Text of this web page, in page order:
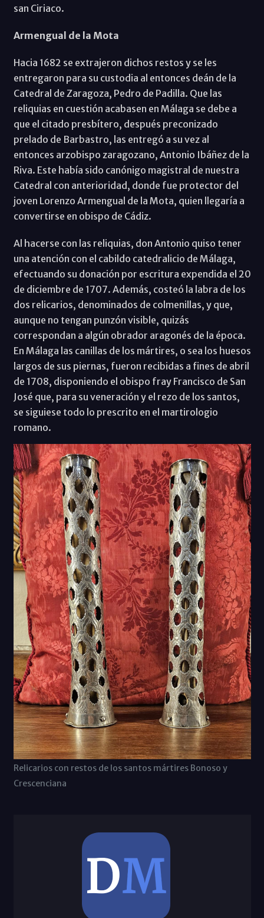
san Ciriaco.
Armengual de la Mota
Hacia 1682 se extrajeron dichos restos y se les
entregaron para su custodia al entonces deán de la
Catedral de Zaragoza, Pedro de Padilla. Que las
reliquias en cuestión acabasen en Málaga se debe a
que el citado presbítero, después preconizado
prelado de Barbastro, las entregó a su vez al
entonces arzobispo zaragozano, Antonio Ibáñez de la
Riva. Este había sido canónigo magistral de nuestra
Catedral con anterioridad, donde fue protector del
joven Lorenzo Armengual de la Mota, quien llegaría a
convertirse en obispo de Cádiz.
Al hacerse con las reliquias, don Antonio quiso tener
una atención con el cabildo catedralicio de Málaga,
efectuando su donación por escritura expendida el 20
de diciembre de 1707. Además, costeó la labra de los
dos relicarios, denominados de colmenillas, y que,
aunque no tengan punzón visible, quizás
correspondan a algún obrador aragonés de la época.
En Málaga las canillas de los mártires, o sea los huesos
largos de sus piernas, fueron recibidas a fines de abril
de 1708, disponiendo el obispo fray Francisco de San
José que, para su veneración y el rezo de los santos,
se siguiese todo lo prescrito en el martirologio
romano.
Relicarios con restos de los santos mártires Bonoso y
Crescenciana